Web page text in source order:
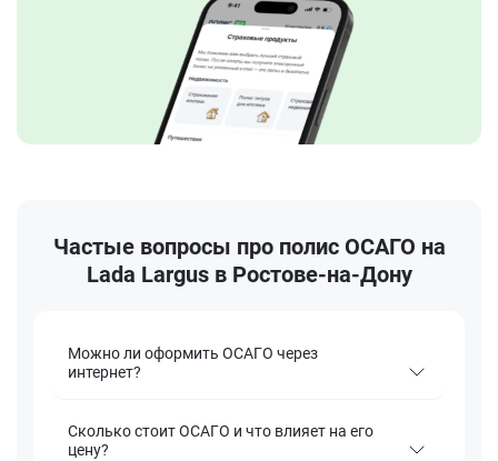
Частые вопросы про полис ОСАГО на
Lada Largus в Ростове-на-Дону
Можно ли оформить ОСАГО через
интернет?
Сколько стоит ОСАГО и что влияет на его
цену?